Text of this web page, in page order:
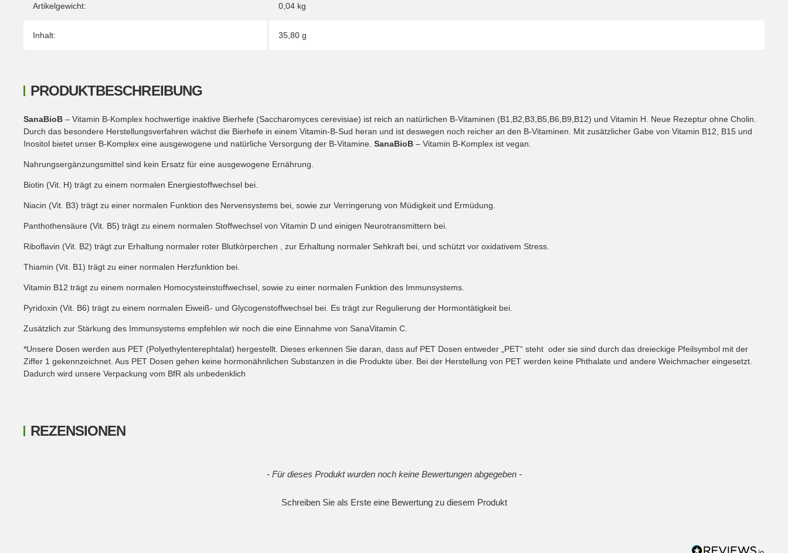
Artikelgewicht: 0,04 kg
Inhalt: 35,80 g
PRODUKTBESCHREIBUNG
SanaBioB – Vitamin B-Komplex hochwertige inaktive Bierhefe (Saccharomyces cerevisiae) ist reich an natürlichen B-Vitaminen (B1,B2,B3,B5,B6,B9,B12) und Vitamin H. Neue Rezeptur ohne Cholin.
Durch das besondere Herstellungsverfahren wächst die Bierhefe in einem Vitamin-B-Sud heran und ist deswegen noch reicher an den B-Vitaminen. Mit zusätzlicher Gabe von Vitamin B12, B15 und
Inositol bietet unser B-Komplex eine ausgewogene und natürliche Versorgung der B-Vitamine. SanaBioB – Vitamin B-Komplex ist vegan.
Nahrungsergänzungsmittel sind kein Ersatz für eine ausgewogene Ernährung.
Biotin (Vit. H) trägt zu einem normalen Energiestoffwechsel bei.
Niacin (Vit. B3) trägt zu einer normalen Funktion des Nervensystems bei, sowie zur Verringerung von Müdigkeit und Ermüdung.
Panthothensäure (Vit. B5) trägt zu einem normalen Stoffwechsel von Vitamin D und einigen Neurotransmittern bei.
Riboflavin (Vit. B2) trägt zur Erhaltung normaler roter Blutkörperchen , zur Erhaltung normaler Sehkraft bei, und schützt vor oxidativem Stress.
Thiamin (Vit. B1) trägt zu einer normalen Herzfunktion bei.
Vitamin B12 trägt zu einem normalen Homocysteinstoffwechsel, sowie zu einer normalen Funktion des Immunsystems.
Pyridoxin (Vit. B6) trägt zu einem normalen Eiweiß- und Glycogenstoffwechsel bei. Es trägt zur Regulierung der Hormontätigkeit bei.
Zusätzlich zur Stärkung des Immunsystems empfehlen wir noch die eine Einnahme von SanaVitamin C.
*Unsere Dosen werden aus PET (Polyethylenterephtalat) hergestellt. Dieses erkennen Sie daran, dass auf PET Dosen entweder „PET“ steht oder sie sind durch das dreieckige Pfeilsymbol mit der
Ziffer 1 gekennzeichnet. Aus PET Dosen gehen keine hormonähnlichen Substanzen in die Produkte über. Bei der Herstellung von PET werden keine Phthalate und andere Weichmacher eingesetzt.
Dadurch wird unsere Verpackung vom BfR als unbedenklich
REZENSIONEN
- Für dieses Produkt wurden noch keine Bewertungen abgegeben -
Schreiben Sie als Erste eine Bewertung zu diesem Produkt